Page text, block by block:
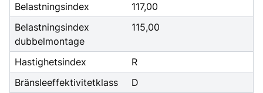
Belastningsindex
117,00
Belastningsindex
dubbelmontage
115,00
Hastighetsindex
R
Bränsleeffektivitetklass
D